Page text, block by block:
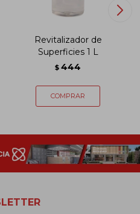
Revitalizador de
Superficies 1 L
$ 444